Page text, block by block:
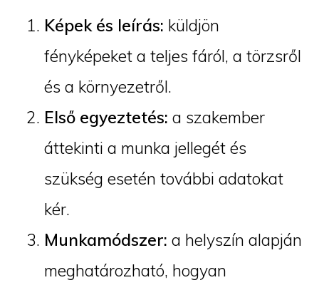
Képek és leírás: küldjön
fényképeket a teljes fáról, a törzsről
és a környezetről.
Első egyeztetés: a szakember
áttekinti a munka jellegét és
szükség esetén további adatokat
kér.
Munkamódszer: a helyszín alapján
meghatározható, hogyan